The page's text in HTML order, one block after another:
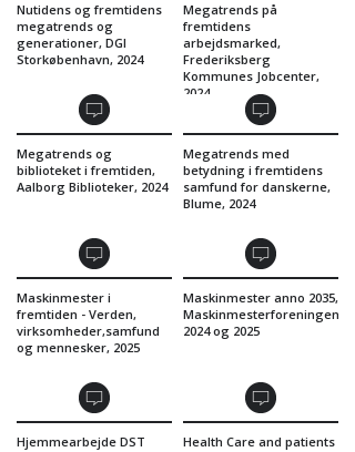
Nutidens og fremtidens
megatrends og
generationer, DGI
Storkøbenhavn, 2024
Megatrends på
fremtidens
arbejdsmarked,
Frederiksberg
Kommunes Jobcenter,
2024
Megatrends og
biblioteket i fremtiden,
Aalborg Biblioteker, 2024
Megatrends med
betydning i fremtidens
samfund for danskerne,
Blume, 2024
Maskinmester i
fremtiden - Verden,
virksomheder,samfund
og mennesker, 2025
Maskinmester anno 2035,
Maskinmesterforeningen
2024 og 2025
Hjemmearbejde DST
Health Care and patients